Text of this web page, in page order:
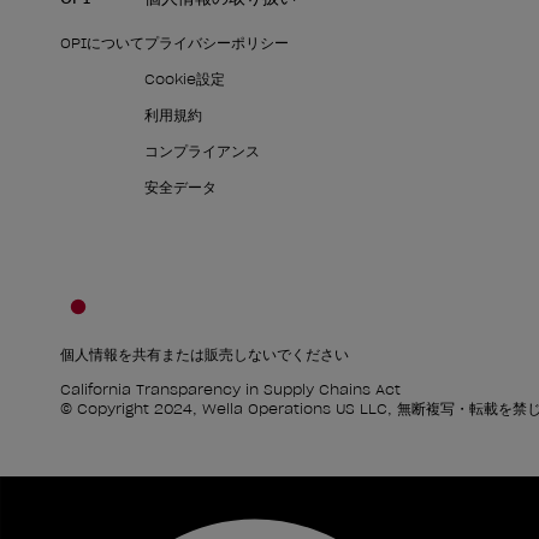
OPIについてプライバシーポリシー
Cookie設定
利用規約
コンプライアンス
安全データ
個人情報を共有または販売しないでください
California Transparency in Supply Chains Act
© Copyright 2024, Wella Operations US LLC, 無断複写・転載を禁じ